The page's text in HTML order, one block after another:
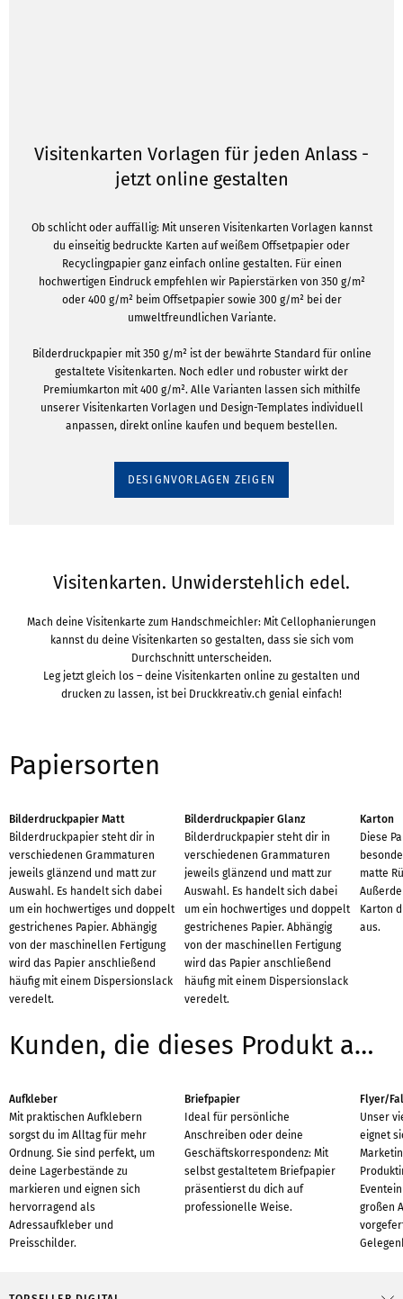
Visitenkarten Vorlagen für jeden Anlass -
jetzt online gestalten
Ob schlicht oder auffällig: Mit unseren Visitenkarten Vorlagen kannst
du einseitig bedruckte Karten auf weißem Offsetpapier oder
Recyclingpapier ganz einfach online gestalten. Für einen
hochwertigen Eindruck empfehlen wir Papierstärken von 350 g/m²
oder 400 g/m² beim Offsetpapier sowie 300 g/m² bei der
umweltfreundlichen Variante.
Bilderdruckpapier mit 350 g/m² ist der bewährte Standard für online
gestaltete Visitenkarten. Noch edler und robuster wirkt der
Premiumkarton mit 400 g/m². Alle Varianten lassen sich mithilfe
unserer Visitenkarten Vorlagen und Design-Templates individuell
anpassen, direkt online kaufen und bequem bestellen.
DESIGNVORLAGEN ZEIGEN
Visitenkarten. Unwiderstehlich edel.
Mach deine Visitenkarte zum Handschmeichler: Mit Cellophanierungen
kannst du deine Visitenkarten so gestalten, dass sie sich vom
Durchschnitt unterscheiden.
Leg jetzt gleich los – deine Visitenkarten online zu gestalten und
drucken zu lassen, ist bei Druckkreativ.ch genial einfach!
Papiersorten
Bilderdruckpapier Matt
Bilderdruckpapier steht dir in
verschiedenen Grammaturen
jeweils glänzend und matt zur
Auswahl. Es handelt sich dabei
um ein hochwertiges und doppelt
gestrichenes Papier. Abhängig
von der maschinellen Fertigung
wird das Papier anschließend
häufig mit einem Dispersionslack
veredelt.
Bilderdruckpapier Glanz
Bilderdruckpapier steht dir in
verschiedenen Grammaturen
jeweils glänzend und matt zur
Auswahl. Es handelt sich dabei
um ein hochwertiges und doppelt
gestrichenes Papier. Abhängig
von der maschinellen Fertigung
wird das Papier anschließend
häufig mit einem Dispersionslack
veredelt.
Karton
Diese
matte
Karton
aus.
Kunden, die dieses Produkt angesehen haben, interessieren sich auch für:
Aufkleber
Mit praktischen Aufklebern
sorgst du im Alltag für mehr
Ordnung. Sie sind perfekt, um
deine Lagerbestände zu
markieren und eignen sich
hervorragend als
Adressaufkleber und
Preisschilder.
Briefpapier
Ideal für persönliche
Anschreiben oder deine
Geschäftskorrespondenz: Mit
selbst gestaltetem Briefpapier
präsentierst du dich auf
professionelle Weise.
Flyer/
Unser
eignet
großen